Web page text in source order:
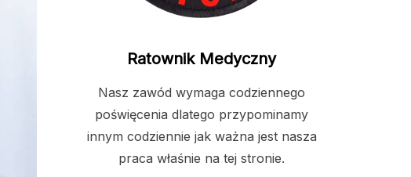
Ratownik Medyczny
Nasz zawód wymaga codziennego
poświęcenia dlatego przypominamy
innym codziennie jak ważna jest nasza
praca właśnie na tej stronie.